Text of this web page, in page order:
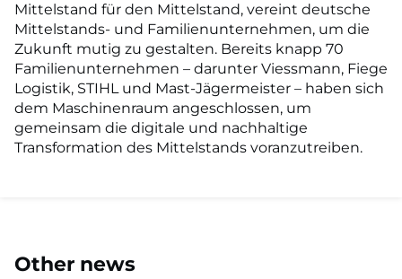
Mittelstand für den Mittelstand, vereint deutsche
Mittelstands- und Familienunternehmen, um die
Zukunft mutig zu gestalten. Bereits knapp 70
Familienunternehmen – darunter Viessmann, Fiege
Logistik, STIHL und Mast-Jägermeister – haben sich
dem Maschinenraum angeschlossen, um
gemeinsam die digitale und nachhaltige
Transformation des Mittelstands voranzutreiben.
Other news